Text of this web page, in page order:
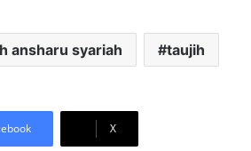
ansharu syariah taujih
X